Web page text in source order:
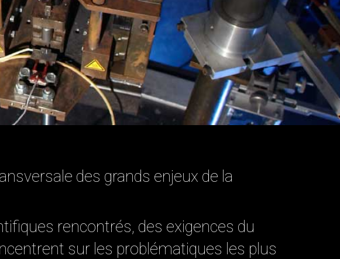
des grands enjeux de la
rencontrés, des exigences du
sur les problématiques les plus